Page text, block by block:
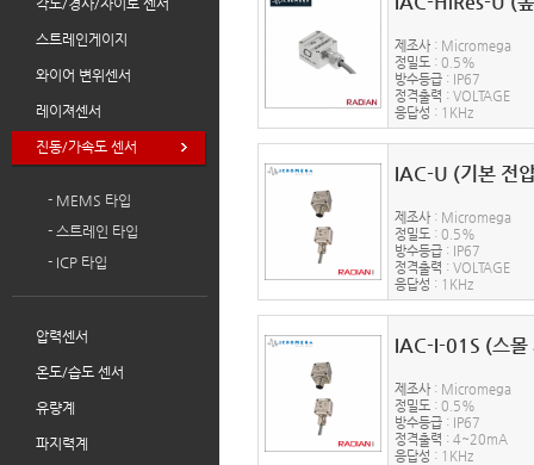
각도/경사/자이로 센서
스트레인게이지
와이어 변위센서
레이져센서
진동/가속도 센서
- MEMS 타입
- 스트레인 타입
- ICP 타입
압력센서
온도/습도 센서
유량계
파지력계
제조사 : Micromega
정밀도 : 0.5%
방수등급 : IP67
정격출력 : VOLTAGE
응답성 : 1KHz
IAC-U (기본 전
제조사 : Micromega
정밀도 : 0.5%
방수등급 : IP67
정격출력 : VOLTAGE
응답성 : 1KHz
IAC-I-01S (스몰
제조사 : Micromega
정밀도 : 0.5%
방수등급 : IP67
정격출력 : 4~20mA
응답성 : 1KHz